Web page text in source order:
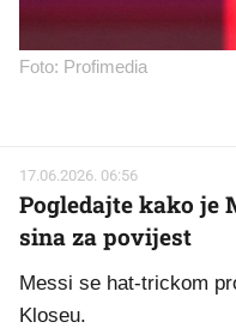
Foto: Profimedia
17.06.2026. 06:56
Pogledajte kako je
sina za povijest
Messi se hat-trickom
Kloseu.